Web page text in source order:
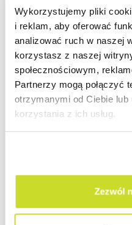
Wykorzystujemy pliki
i reklam, aby oferować
analizować ruch w naszej
korzystasz z naszej
społecznościowym,
Partnerzy mogą połączyć
otrzymanymi od Ciebie
korzystania z ich usług.
Zezwól
prowadzeniu działalności
podmiot powiązany
prawach głosu, zyskach lub
rodzinną, beneficjentem lub
✅Wprowadzono utratę
CIT, w przypadku gdy
rejestru fundacji rodzinnych w
✅Kwota PLN 3M stanowiąca
o niedostatecznej
finansowania dłużnego